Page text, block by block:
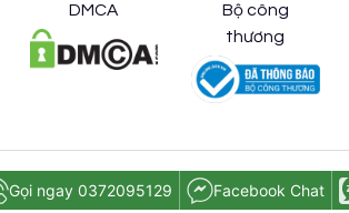
DMCA
Bộ công
thương
Gọi ngay 0372095129 Facebook Chat